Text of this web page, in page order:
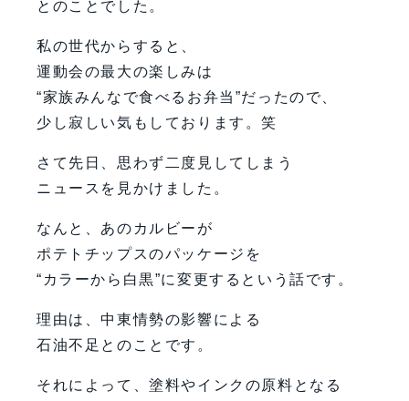
とのことでした。
私の世代からすると、
運動会の最大の楽しみは
“家族みんなで食べるお弁当”だったので、
少し寂しい気もしております。笑
さて先日、思わず二度見してしまう
ニュースを見かけました。
なんと、あのカルビーが
ポテトチップスのパッケージを
“カラーから白黒”に変更するという話です。
理由は、中東情勢の影響による
石油不足とのことです。
それによって、塗料やインクの原料となる